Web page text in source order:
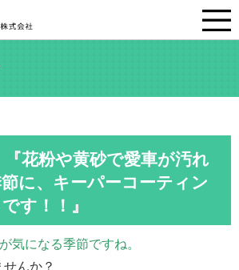
花粉や黄砂で愛車が汚れ
に、キーパーコーティン
す！！』
気になる季節ですね。
んか？